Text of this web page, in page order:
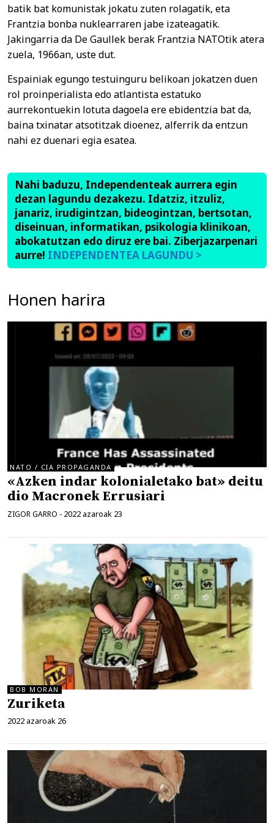
batik bat komunistak jokatu zuten rolagatik, eta
Frantzia bonba nuklearraren jabe izateagatik.
Jakingarria da De Gaullek berak Frantzia NATOtik atera
zuela, 1966an, uste dut.
Espainiak egungo testuinguru belikoan jokatzen duen
rol proinperialista edo atlantista estatuko
aurrekontuekin lotuta dagoela ere ebidentzia bat da,
baina txinatar atsotitzak dioenez, alferrik da entzun
nahi ez duenari egia esatea.
Nahi baduzu, Independenteak aurrera egin
dezan lagundu dezakezu. Idatziz, itzuliz,
janariz, irudigintzan, bideogintzan, bertsotan,
diseinuan, informatikan, psikologia klinikoan,
abokatutzan edo diruz ere bai. Ziberjazarpenari
aurre! INDEPENDENTEA LAGUNDU >
Honen harira
NATO / CIA PROPAGANDA
«Azken indar kolonialetako bat» deitu
dio Macronek Errusiari
ZIGOR GARRO - 2022 azaroak 23
BOB MORAN
Zuriketa
2022 azaroak 26